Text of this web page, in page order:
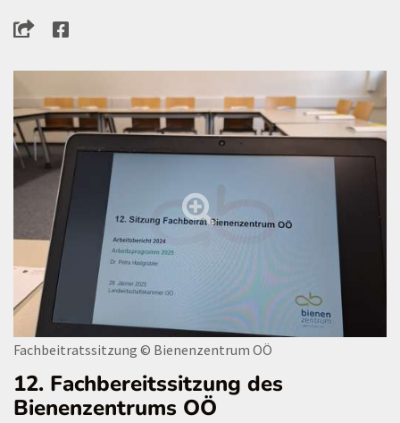
Fachbeitratssitzung © Bienenzentrum OÖ
12. Fachbereitssitzung des
Bienenzentrums OÖ